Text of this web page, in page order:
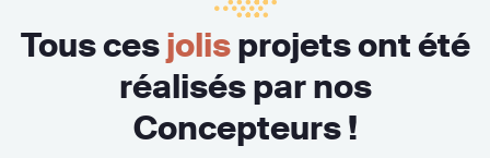
Tous cesjolisprojets ont été
réalisés par nos
Concepteurs !